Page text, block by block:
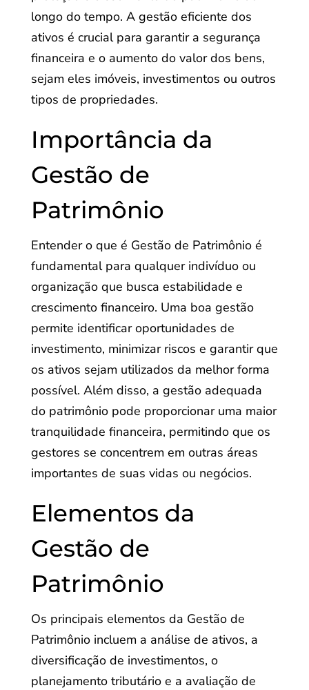
longo do tempo. A gestão eficiente dos
ativos é crucial para garantir a segurança
financeira e o aumento do valor dos bens,
sejam eles imóveis, investimentos ou outros
tipos de propriedades.
Importância da
Gestão de
Patrimônio
Entender o que é Gestão de Patrimônio é
fundamental para qualquer indivíduo ou
organização que busca estabilidade e
crescimento financeiro. Uma boa gestão
permite identificar oportunidades de
investimento, minimizar riscos e garantir que
os ativos sejam utilizados da melhor forma
possível. Além disso, a gestão adequada
do patrimônio pode proporcionar uma maior
tranquilidade financeira, permitindo que os
gestores se concentrem em outras áreas
importantes de suas vidas ou negócios.
Elementos da
Gestão de
Patrimônio
Os principais elementos da Gestão de
Patrimônio incluem a análise de ativos, a
diversificação de investimentos, o
planejamento tributário e a avaliação de